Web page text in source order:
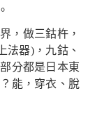
，做三鈷杵，
法器)，九鈷、
分都是日本東
能，穿衣、脫